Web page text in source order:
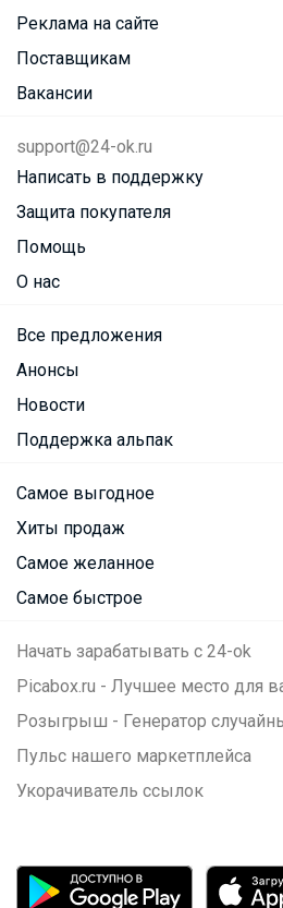
Реклама на сайте
Поставщикам
Вакансии
support@24-ok.ru
Написать в поддержку
Защита покупателя
Помощь
О нас
Все предложения
Анонсы
Новости
Поддержка альпак
Самое выгодное
Хиты продаж
Самое желанное
Самое быстрое
Начать зарабатывать с 24-ok
Picabox.ru - Лучшее место для
Розыгрыш - Генератор
Пульс нашего маркетплейса
Укорачиватель ссылок